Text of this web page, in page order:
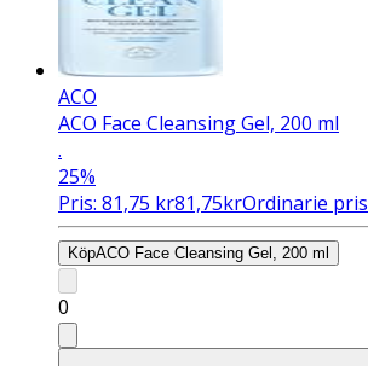
ACO
ACO Face Cleansing Gel, 200 ml
.
25%
Pris: 81,75 kr81,75krOrdinarie pris
KöpACO Face Cleansing Gel, 200 ml
0